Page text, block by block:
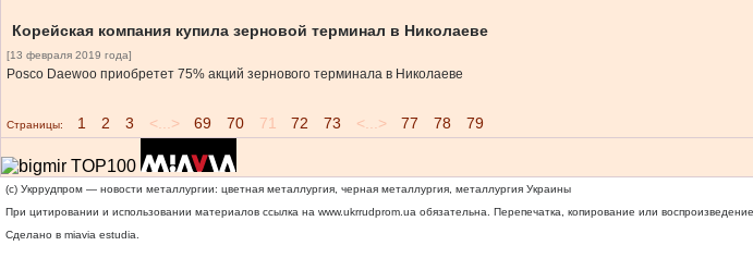
Корейская компания купила зерновой терминал в Николаеве
[13 февраля 2019 года]
Posco Daewoo приобретет 75% акций зернового терминала в Николаеве
Страницы: 1 2 3 <...> 69 70 71 72 73 <...> 77 78 79
(c) Укррудпром — новости металлургии: цветная металлургия, черная металлургия, металлургия Украины
При цитировании и использовании материалов ссылка на www.ukrrudprom.ua обязательна. Перепечатка, копирование или
Сделано в miavia estudia.